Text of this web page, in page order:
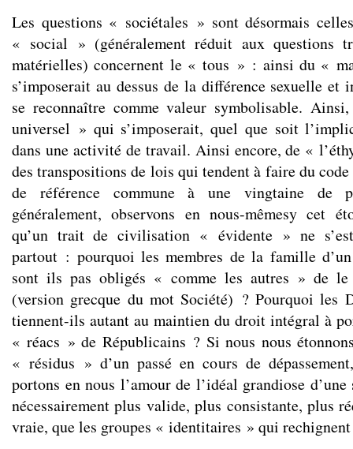
Les questions « sociétales » sont désormais
« social » (généralement réduit aux questions
matérielles) concernent le « tous » : ainsi du «
s’imposerait au dessus de la différence sexuelle
se reconnaître comme valeur symbolisable.
universel » qui s’imposerait, quel que soit
dans une activité de travail. Ainsi encore, de «
des transpositions de lois qui tendent à faire du
de référence commune à une vingtaine de
généralement, observons en nous-mêmesy cet
qu’un trait de civilisation « évidente » ne
partout : pourquoi les membres de la famille
sont ils pas obligés « comme les autres » de
(version grecque du mot Société) ? Pourquoi les
tiennent-ils autant au maintien du droit intégral à
« réacs » de Républicains ? Si nous nous
« résidus » d’un passé en cours de
portons en nous l’amour de l’idéal grandiose
nécessairement plus valide, plus consistante, plus
vraie, que les groupes « identitaires » qui rechignent